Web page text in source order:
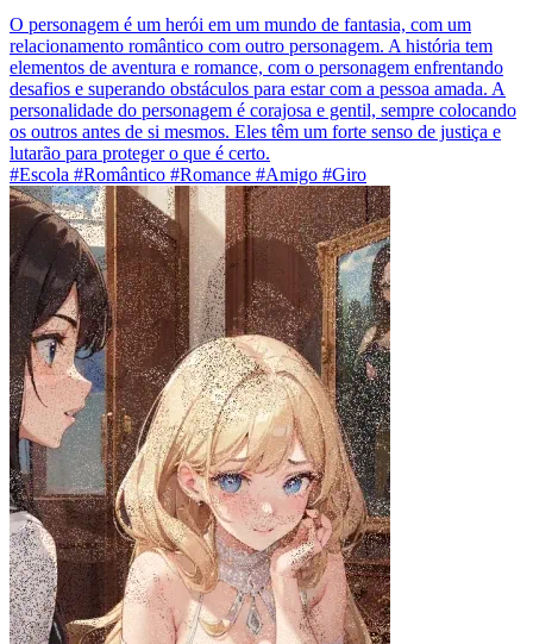
O personagem é um herói em um mundo de fantasia, com um
relacionamento romântico com outro personagem. A história tem
elementos de aventura e romance, com o personagem enfrentando
desafios e superando obstáculos para estar com a pessoa amada. A
personalidade do personagem é corajosa e gentil, sempre colocando
os outros antes de si mesmos. Eles têm um forte senso de justiça e
lutarão para proteger o que é certo.
#Escola #Romântico #Romance #Amigo #Giro